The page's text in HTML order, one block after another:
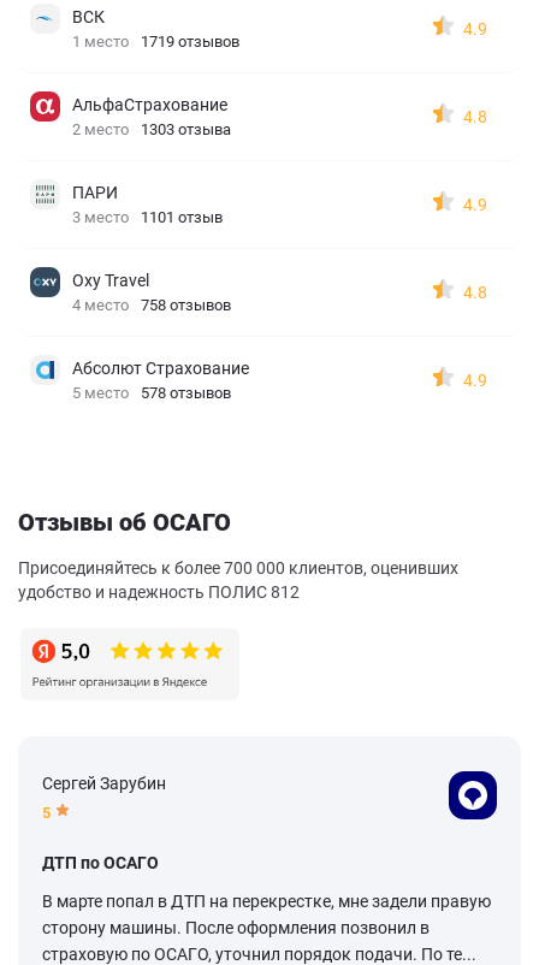
ВСК
1 место 1719 отзывов
4.9
АльфаСтрахование
2 место 1303 отзыва
4.8
ПАРИ
3 место 1101 отзыв
4.9
Oxy Travel
4 место 758 отзывов
4.8
Абсолют Страхование
5 место 578 отзывов
4.9
Отзывы об ОСАГО
Присоединяйтесь к более 700 000 клиентов, оценивших
удобство и надежность ПОЛИС 812
Сергей Зарубин
5
ДТП по ОСАГО
В марте попал в ДТП на перекрестке, мне задели правую
сторону машины. После оформления позвонил в
страховую по ОСАГО, уточнил порядок подачи. По те...